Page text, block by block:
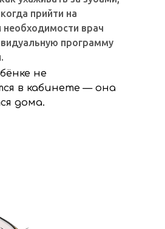
прийти на
необходимости врач
программу
не
в кабинете — она
дома.